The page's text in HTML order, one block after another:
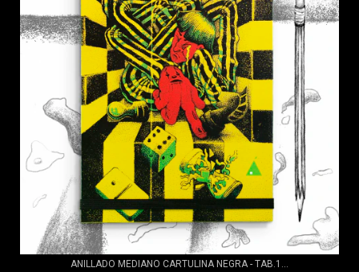
ANILLADO MEDIANO CARTULINA NEGRA - TAB.1...